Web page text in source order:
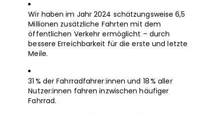
Wir haben im Jahr 2024 schätzungsweise 6,5
Millionen zusätzliche Fahrten mit dem
öffentlichen Verkehr ermöglicht – durch
bessere Erreichbarkeit für die erste und letzte
Meile.
31 % der Fahrradfahrer:innen und 18 % aller
Nutzer:innen fahren inzwischen häufiger
Fahrrad.